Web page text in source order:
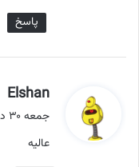
پاسخ
Elshan
ف
جمعه ۳۰ دی ۱۴۰۱ در ۱۹:۴۹
عالیه